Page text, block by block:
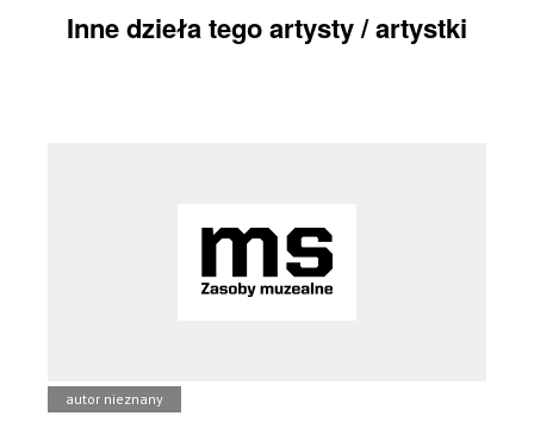
Inne dzieła tego artysty / artystki
autor nieznany